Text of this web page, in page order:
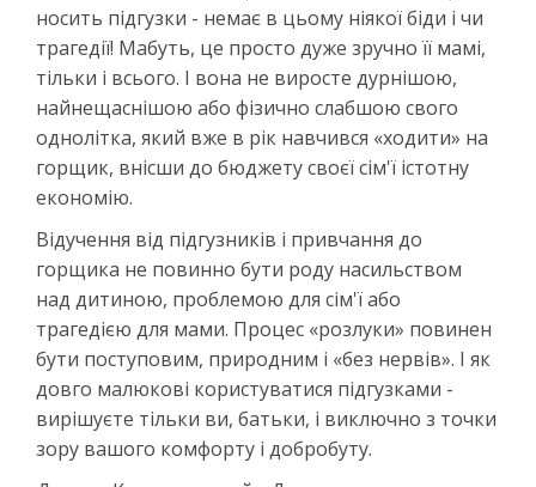
носить підгузки - немає в цьому ніякої біди і чи
трагедії! Мабуть, це просто дуже зручно її мамі,
тільки і всього. І вона не виросте дурнішою,
найнещаснішою або фізично слабшою свого
однолітка, який вже в рік навчився «ходити» на
горщик, внісши до бюджету своєї сім'ї істотну
економію.
Відучення від підгузників і привчання до
горщика не повинно бути роду насильством
над дитиною, проблемою для сім'ї або
трагедією для мами. Процес «розлуки» повинен
бути поступовим, природним і «без нервів». І як
довго малюкові користуватися підгузками -
вирішуєте тільки ви, батьки, і виключно з точки
зору вашого комфорту і добробуту.